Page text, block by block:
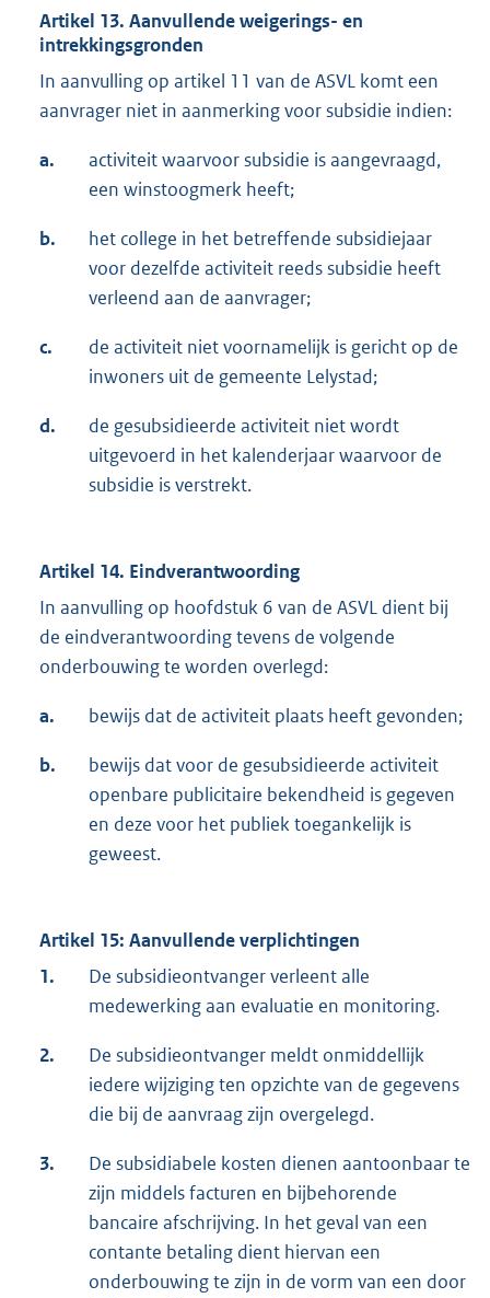
Artikel 13. Aanvullende weigerings- en
intrekkingsgronden
In aanvulling op artikel 11 van de ASVL komt een
aanvrager niet in aanmerking voor subsidie indien:
a.
activiteit waarvoor subsidie is aangevraagd,
een winstoogmerk heeft;
b.
het college in het betreffende subsidiejaar
voor dezelfde activiteit reeds subsidie heeft
verleend aan de aanvrager;
c.
de activiteit niet voornamelijk is gericht op de
inwoners uit de gemeente Lelystad;
d.
de gesubsidieerde activiteit niet wordt
uitgevoerd in het kalenderjaar waarvoor de
subsidie is verstrekt.
Artikel 14. Eindverantwoording
In aanvulling op hoofdstuk 6 van de ASVL dient bij
de eindverantwoording tevens de volgende
onderbouwing te worden overlegd:
a. bewijs dat de activiteit plaats heeft gevonden;
b.
bewijs dat voor de gesubsidieerde activiteit
openbare publicitaire bekendheid is gegeven
en deze voor het publiek toegankelijk is
geweest.
Artikel 15: Aanvullende verplichtingen
1.
De subsidieontvanger verleent alle
medewerking aan evaluatie en monitoring.
2.
De subsidieontvanger meldt onmiddellijk
iedere wijziging ten opzichte van de gegevens
die bij de aanvraag zijn overgelegd.
3.
De subsidiabele kosten dienen aantoonbaar te
zijn middels facturen en bijbehorende
bancaire afschrijving. In het geval van een
contante betaling dient hiervan een
onderbouwing te zijn in de vorm van een door